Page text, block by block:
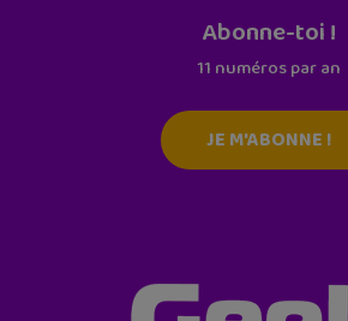
Abonne-toi !
11 numéros par an
JE M'ABONNE !